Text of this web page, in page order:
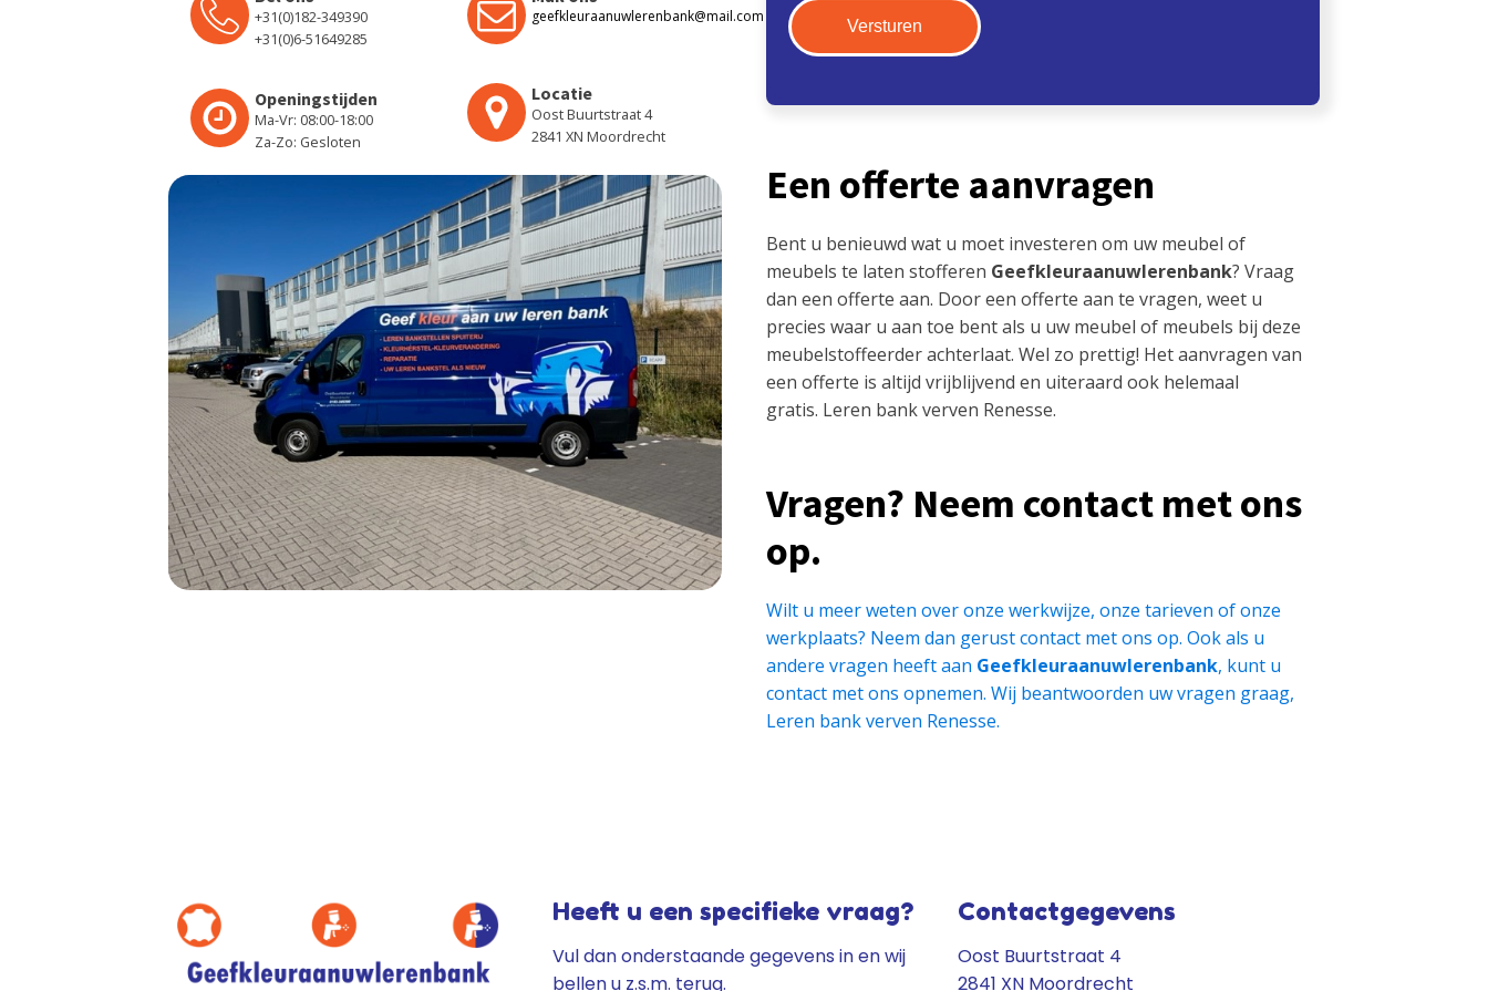
+31(0)182-349390
+31(0)6-51649285
Openingstijden
Ma-Vr: 08:00-18:00
Za-Zo: Gesloten
geefkleuraanuwlerenbank@mail.com
Locatie
Oost Buurtstraat 4
2841 XN Moordrecht
Een offerte aanvragen
Bent u benieuwd wat u moet investeren om uw meubel of
meubels te laten stofferen Geefkleuraanuwlerenbank? Vraag
dan een offerte aan. Door een offerte aan te vragen, weet u
precies waar u aan toe bent als u uw meubel of meubels bij deze
meubelstoffeerder achterlaat. Wel zo prettig! Het aanvragen van
een offerte is altijd vrijblijvend en uiteraard ook helemaal
gratis. Leren bank verven Renesse.
Vragen? Neem contact met ons
op.
Wilt u meer weten over onze werkwijze, onze tarieven of onze
werkplaats? Neem dan gerust contact met ons op. Ook als u
andere vragen heeft aan Geefkleuraanuwlerenbank, kunt u
contact met ons opnemen. Wij beantwoorden uw vragen graag,
Leren bank verven Renesse.
Heeft u een specifieke vraag?
Vul dan onderstaande gegevens in en wij
bellen u z.s.m. terug.
Contactgegevens
Oost Buurtstraat 4
2841 XN Moordrecht